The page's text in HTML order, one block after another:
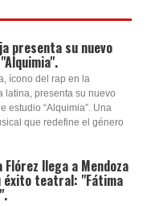
presenta su nuevo
ícono del rap en la
latina, presenta su nuevo
estudio “Alquimia”. Una
que redefine el género
Flórez llega a Mendoza
éxito teatral: "Fátima